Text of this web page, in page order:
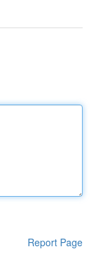
Report Page